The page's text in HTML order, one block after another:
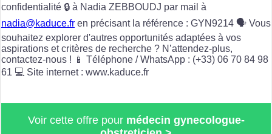
confidentialité 🔒 à Nadia ZEBBOUDJ par mail à
nadia@kaduce.fr en précisant la référence : GYN9214 🗣️ Vous
souhaitez explorer d'autres opportunités adaptées à vos
aspirations et critères de recherche ? N’attendez-plus,
contactez-nous ! 📱 Téléphone / WhatsApp : (+33) 06 70 84 98
61 💻 Site internet : www.kaduce.fr
Voir cette offre pour médecin gynecologue-